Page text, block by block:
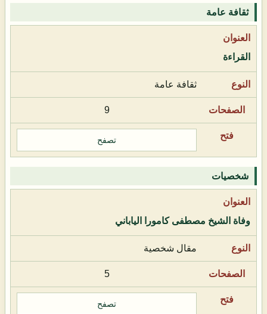
ثقافة عامة
القراءة
ثقافة عامة
9
تصفح
شخصيات
وفاة الشيخ مصطفى كامورا الياباني
مقال شخصية
5
تصفح